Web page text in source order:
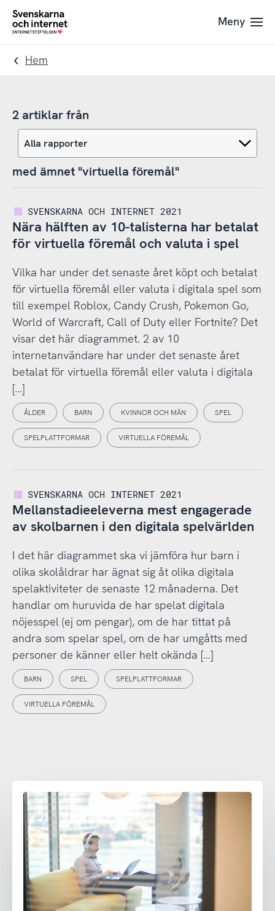
Till
navigation
Till
innehåll
To
Meny
Hem
2 artiklar från
med ämnet "virtuella föremål"
SVENSKARNA OCH INTERNET 2021
Nära hälften av 10-talisterna har betalat
för virtuella föremål och valuta i spel
Vilka har under det senaste året köpt och betalat
för virtuella föremål eller valuta i digitala spel som
till exempel Roblox, Candy Crush, Pokemon Go,
World of Warcraft, Call of Duty eller Fortnite? Det
visar det här diagrammet. 2 av 10
internetanvändare har under det senaste året
betalat för virtuella föremål eller valuta i digitala
[…]
ÅLDER BARN KVINNOR OCH MÄN SPEL
SPELPLATTFORMAR VIRTUELLA FÖREMÅL
SVENSKARNA OCH INTERNET 2021
Mellanstadieeleverna mest engagerade
av skolbarnen i den digitala spelvärlden
I det här diagrammet ska vi jämföra hur barn i
olika skolåldrar har ägnat sig åt olika digitala
spelaktiviteter de senaste 12 månaderna. Det
handlar om huruvida de har spelat digitala
nöjesspel (ej om pengar), om de har tittat på
andra som spelar spel, om de har umgåtts med
personer de känner eller helt okända […]
BARN SPEL SPELPLATTFORMAR
VIRTUELLA FÖREMÅL